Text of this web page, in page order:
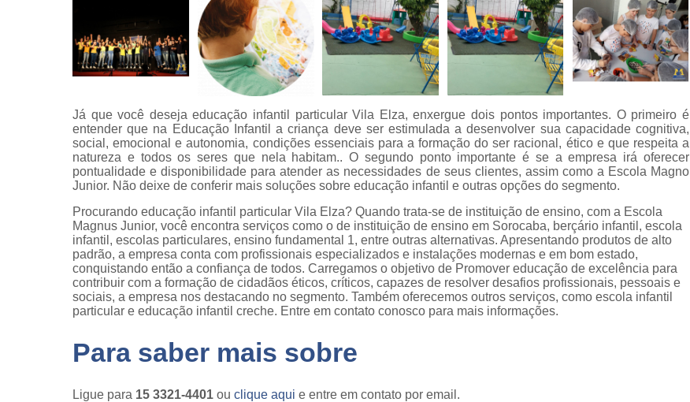
Já que você deseja educação infantil particular Vila Elza, enxergue dois pontos importantes. O primeiro é
entender que na Educação Infantil a criança deve ser estimulada a desenvolver sua capacidade cognitiva,
social, emocional e autonomia, condições essenciais para a formação do ser racional, ético e que respeita a
natureza e todos os seres que nela habitam.. O segundo ponto importante é se a empresa irá oferecer
pontualidade e disponibilidade para atender as necessidades de seus clientes, assim como a Escola Magno
Junior. Não deixe de conferir mais soluções sobre educação infantil e outras opções do segmento.
Procurando educação infantil particular Vila Elza? Quando trata-se de instituição de ensino, com a Escola
Magnus Junior, você encontra serviços como o de instituição de ensino em Sorocaba, berçário infantil, escola
infantil, escolas particulares, ensino fundamental 1, entre outras alternativas. Apresentando produtos de alto
padrão, a empresa conta com profissionais especializados e instalações modernas e em bom estado,
conquistando então a confiança de todos. Carregamos o objetivo de Promover educação de excelência para
contribuir com a formação de cidadãos éticos, críticos, capazes de resolver desafios profissionais, pessoais e
sociais, a empresa nos destacando no segmento. Também oferecemos outros serviços, como escola infantil
particular e educação infantil creche. Entre em contato conosco para mais informações.
Para saber mais sobre
Ligue para 15 3321-4401 ou clique aqui e entre em contato por email.